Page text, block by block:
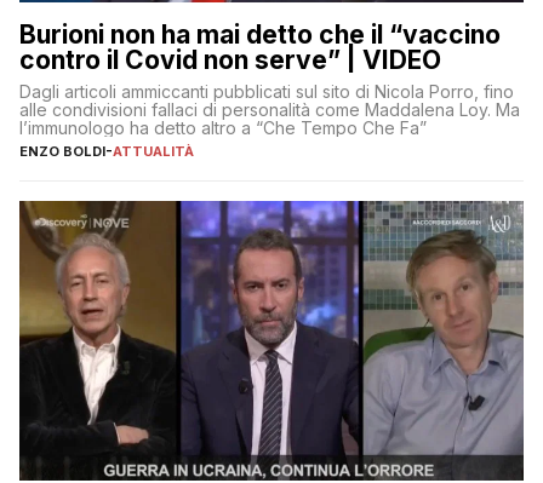
Burioni non ha mai detto che il “vaccino
contro il Covid non serve” | VIDEO
Dagli articoli ammiccanti pubblicati sul sito di Nicola Porro, fino
alle condivisioni fallaci di personalità come Maddalena Loy. Ma
l’immunologo ha detto altro a “Che Tempo Che Fa”
ENZO BOLDI-ATTUALITÀ